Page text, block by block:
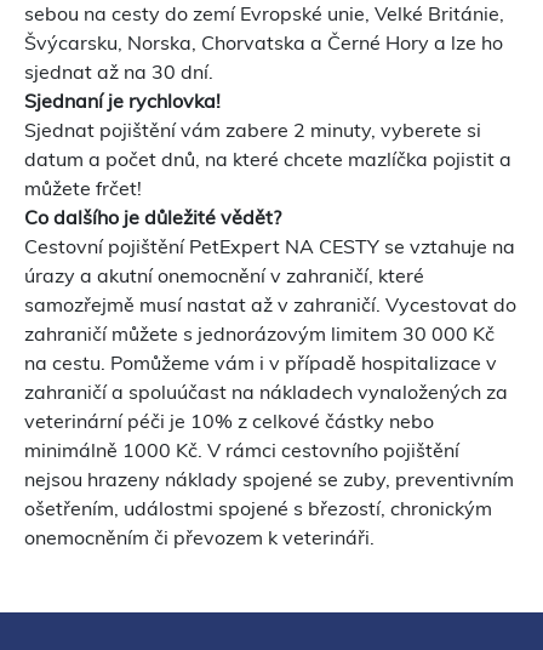
sebou na cesty do zemí Evropské unie, Velké Británie,
Švýcarsku, Norska, Chorvatska a Černé Hory a lze ho
sjednat až na 30 dní.
Sjednaní je rychlovka!
Sjednat pojištění vám zabere 2 minuty, vyberete si
datum a počet dnů, na které chcete mazlíčka pojistit a
můžete frčet!
Co dalšího je důležité vědět?
Cestovní pojištění PetExpert NA CESTY se vztahuje na
úrazy a akutní onemocnění v zahraničí, které
samozřejmě musí nastat až v zahraničí. Vycestovat do
zahraničí můžete s jednorázovým limitem 30 000 Kč
na cestu. Pomůžeme vám i v případě hospitalizace v
zahraničí a spoluúčast na nákladech vynaložených za
veterinární péči je 10% z celkové částky nebo
minimálně 1000 Kč. V rámci cestovního pojištění
nejsou hrazeny náklady spojené se zuby, preventivním
ošetřením, událostmi spojené s březostí, chronickým
onemocněním či převozem k veterináři.